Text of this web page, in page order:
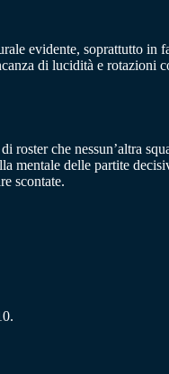
evidente, soprattutto in
di lucidità e rotazioni
che nessun’altra
mentale delle partite
scontate.